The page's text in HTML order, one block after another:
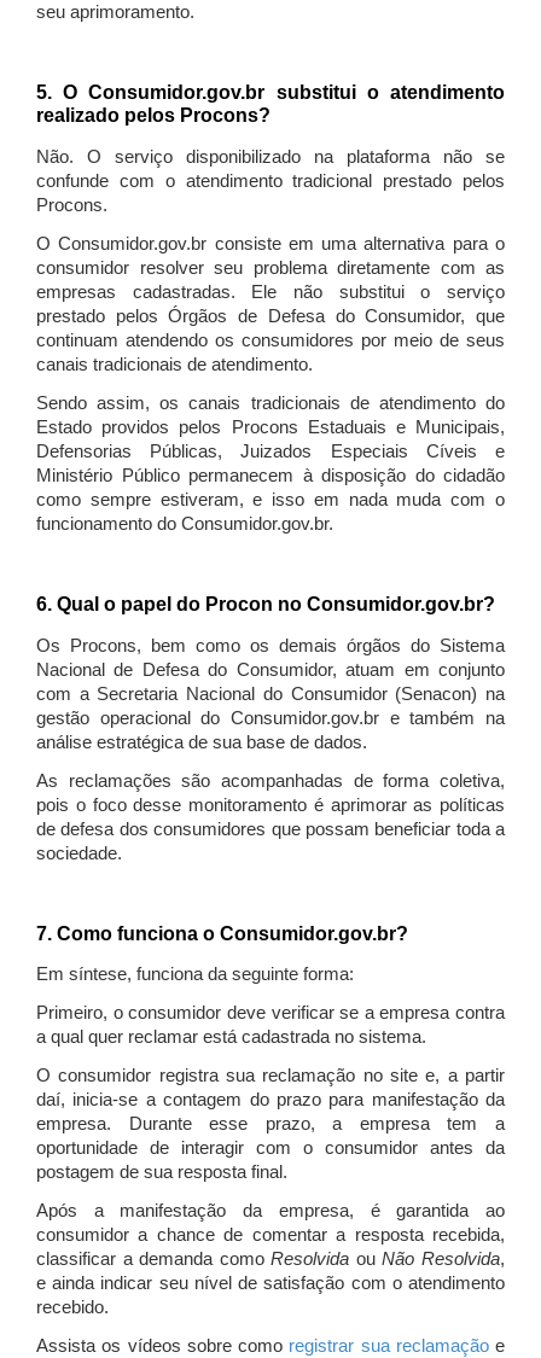
seu aprimoramento.
5. O Consumidor.gov.br substitui o atendimento
realizado pelos Procons?
Não. O serviço disponibilizado na plataforma não se
confunde com o atendimento tradicional prestado pelos
Procons.
O Consumidor.gov.br consiste em uma alternativa para o
consumidor resolver seu problema diretamente com as
empresas cadastradas. Ele não substitui o serviço
prestado pelos Órgãos de Defesa do Consumidor, que
continuam atendendo os consumidores por meio de seus
canais tradicionais de atendimento.
Sendo assim, os canais tradicionais de atendimento do
Estado providos pelos Procons Estaduais e Municipais,
Defensorias Públicas, Juizados Especiais Cíveis e
Ministério Público permanecem à disposição do cidadão
como sempre estiveram, e isso em nada muda com o
funcionamento do Consumidor.gov.br.
6. Qual o papel do Procon no Consumidor.gov.br?
Os Procons, bem como os demais órgãos do Sistema
Nacional de Defesa do Consumidor, atuam em conjunto
com a Secretaria Nacional do Consumidor (Senacon) na
gestão operacional do Consumidor.gov.br e também na
análise estratégica de sua base de dados.
As reclamações são acompanhadas de forma coletiva,
pois o foco desse monitoramento é aprimorar as políticas
de defesa dos consumidores que possam beneficiar toda a
sociedade.
7. Como funciona o Consumidor.gov.br?
Em síntese, funciona da seguinte forma:
Primeiro, o consumidor deve verificar se a empresa contra
a qual quer reclamar está cadastrada no sistema.
O consumidor registra sua reclamação no site e, a partir
daí, inicia-se a contagem do prazo para manifestação da
empresa. Durante esse prazo, a empresa tem a
oportunidade de interagir com o consumidor antes da
postagem de sua resposta final.
Após a manifestação da empresa, é garantida ao
consumidor a chance de comentar a resposta recebida,
classificar a demanda comoResolvida ouNão Resolvida,
e ainda indicar seu nível de satisfação com o atendimento
recebido.
Assista os vídeos sobre como registrar sua reclamaçãoe